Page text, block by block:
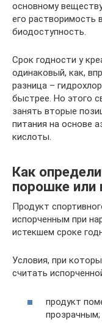
основному
его растворимость
биодоступность.
Срок годности у
одинаковый, как,
разница –
быстрее. Но этого
занять вторые
питания на основе
кислоты.
Как
порошке или
Продукт
испорченным при
истекшем сроке
Условия, при
считать
продукт
прозрачным;